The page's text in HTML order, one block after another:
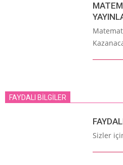
FAYDALI BİLGİLER
Sizler